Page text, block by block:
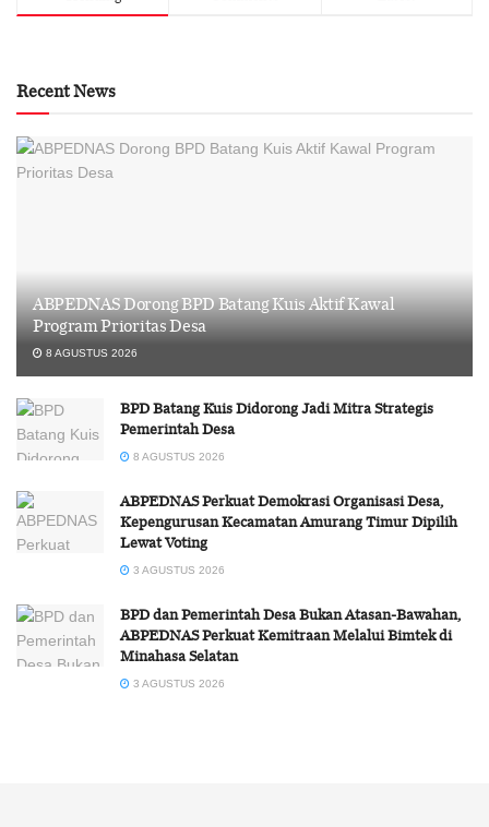
Recent News
ABPEDNAS Dorong BPD Batang Kuis Aktif Kawal
Program Prioritas Desa
8 AGUSTUS 2026
BPD Batang Kuis Didorong Jadi Mitra Strategis
Pemerintah Desa
8 AGUSTUS 2026
ABPEDNAS Perkuat Demokrasi Organisasi Desa,
Kepengurusan Kecamatan Amurang Timur Dipilih
Lewat Voting
3 AGUSTUS 2026
BPD dan Pemerintah Desa Bukan Atasan-Bawahan,
ABPEDNAS Perkuat Kemitraan Melalui Bimtek di
Minahasa Selatan
3 AGUSTUS 2026